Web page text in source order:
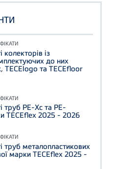
колекторів із
до них
TECElogo та TECEfloor
труб PE-Xc та PE-
TECEflex 2025 - 2026
труб металопластикових
марки TECEflex 2025 -